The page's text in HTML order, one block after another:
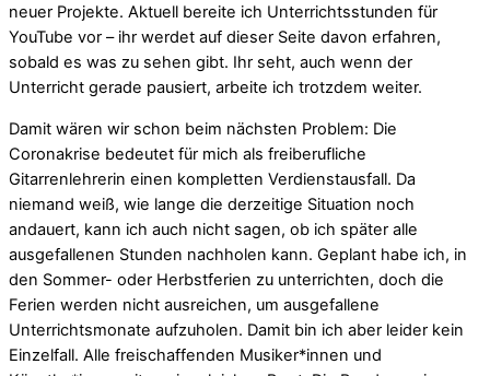
neuer Projekte. Aktuell bereite ich Unterrichtsstunden für
YouTube vor – ihr werdet auf dieser Seite davon erfahren,
sobald es was zu sehen gibt. Ihr seht, auch wenn der
Unterricht gerade pausiert, arbeite ich trotzdem weiter.
Damit wären wir schon beim nächsten Problem: Die
Coronakrise bedeutet für mich als freiberufliche
Gitarrenlehrerin einen kompletten Verdienstausfall. Da
niemand weiß, wie lange die derzeitige Situation noch
andauert, kann ich auch nicht sagen, ob ich später alle
ausgefallenen Stunden nachholen kann. Geplant habe ich, in
den Sommer- oder Herbstferien zu unterrichten, doch die
Ferien werden nicht ausreichen, um ausgefallene
Unterrichtsmonate aufzuholen. Damit bin ich aber leider kein
Einzelfall. Alle freischaffenden Musiker*innen und